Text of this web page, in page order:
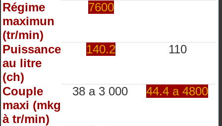
Régime
maximun
(tr/min)
7600
Puissance
au litre
(ch)
140.2 110
Couple
maxi (mkg
à tr/min)
38 a 3 000 44.4 a 4800